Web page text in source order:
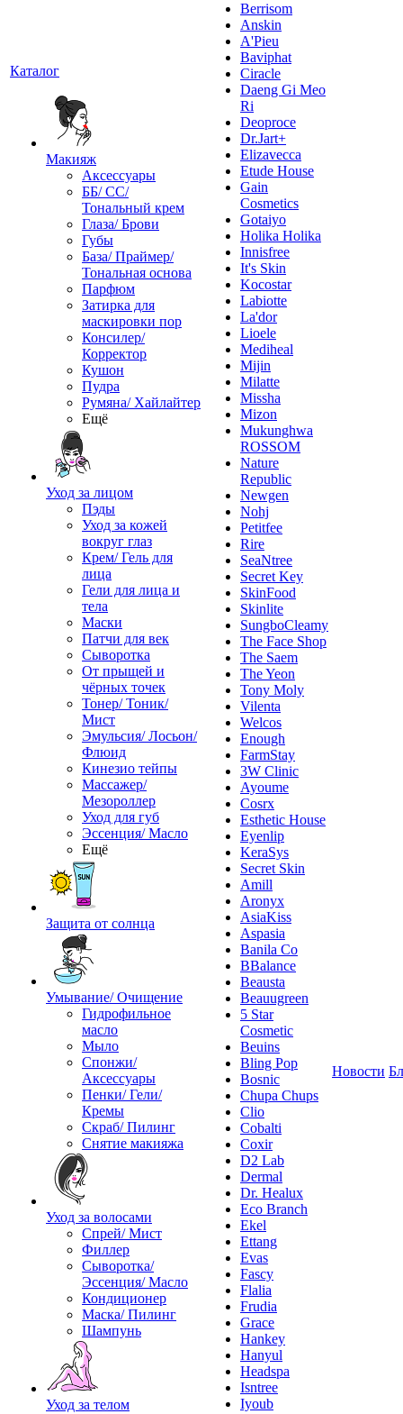
Каталог
Макияж
Аксессуары
ББ/ СС/
Тональный крем
Глаза/ Брови
Губы
База/ Праймер/
Тональная основа
Парфюм
Затирка для
маскировки пор
Консилер/
Корректор
Кушон
Пудра
Румяна/ Хайлайтер
Ещё
Уход за лицом
Пэды
Уход за кожей
вокруг глаз
Крем/ Гель для
лица
Гели для лица и
тела
Маски
Патчи для век
Сыворотка
От прыщей и
чёрных точек
Тонер/ Тоник/
Мист
Эмульсия/ Лосьон/
Флюид
Кинезио тейпы
Массажер/
Мезороллер
Уход для губ
Эссенция/ Масло
Ещё
Защита от солнца
Умывание/ Очищение
Гидрофильное
масло
Мыло
Спонжи/
Аксессуары
Пенки/ Гели/
Кремы
Скраб/ Пилинг
Снятие макияжа
Уход за волосами
Спрей/ Мист
Филлер
Сыворотка/
Эссенция/ Масло
Кондиционер
Маска/ Пилинг
Шампунь
Уход за телом
Berrisom
Anskin
A'Pieu
Baviphat
Ciracle
Daeng Gi Meo
Ri
Deoproce
Dr.Jart+
Elizavecca
Etude House
Gain
Cosmetics
Gotaiyo
Holika Holika
Innisfree
It's Skin
Kocostar
Labiotte
La'dor
Lioele
Mediheal
Mijin
Milatte
Missha
Mizon
Mukunghwa
ROSSOM
Nature
Republic
Newgen
Nohj
Petitfee
Rire
SeaNtree
Secret Key
SkinFood
Skinlite
SungboCleamy
The Face Shop
The Saem
The Yeon
Tony Moly
Vilenta
Welcos
Enough
FarmStay
3W Clinic
Ayoume
Cosrx
Esthetic House
Eyenlip
KeraSys
Secret Skin
Amill
Aronyx
AsiaKiss
Aspasia
Banila Co
BBalance
Beausta
Beauugreen
5 Star
Cosmetic
Beuins
Bling Pop
Bosnic
Chupa Chups
Clio
Cobalti
Coxir
D2 Lab
Dermal
Dr. Healux
Eco Branch
Ekel
Ettang
Evas
Fascy
Flalia
Frudia
Grace
Hankey
Hanyul
Headspa
Isntree
Iyoub
Новости